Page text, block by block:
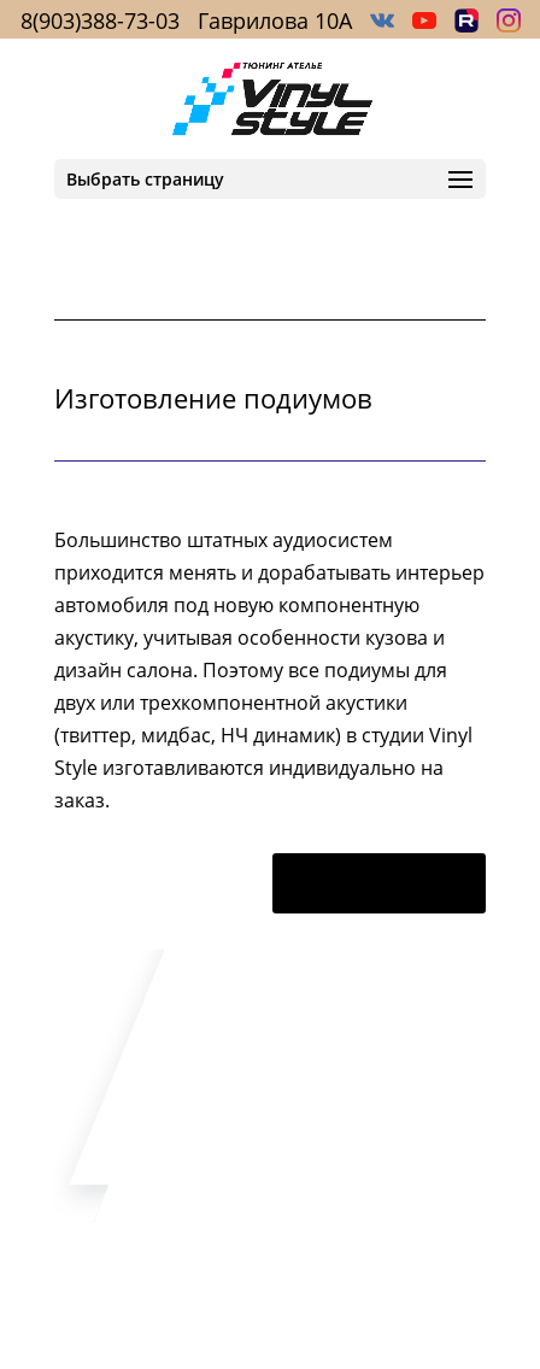
Выбрать страницу
Изготовление подиумов
Большинство штатных аудиосистем
приходится менять и дорабатывать интерьер
автомобиля под новую компонентную
акустику, учитывая особенности кузова и
дизайн салона. Поэтому все подиумы для
двух или трехкомпонентной акустики
(твиттер, мидбас, НЧ динамик) в студии Vinyl
Style изготавливаются индивидуально на
заказ.
8(903)388-73-03 Гаврилова 10А